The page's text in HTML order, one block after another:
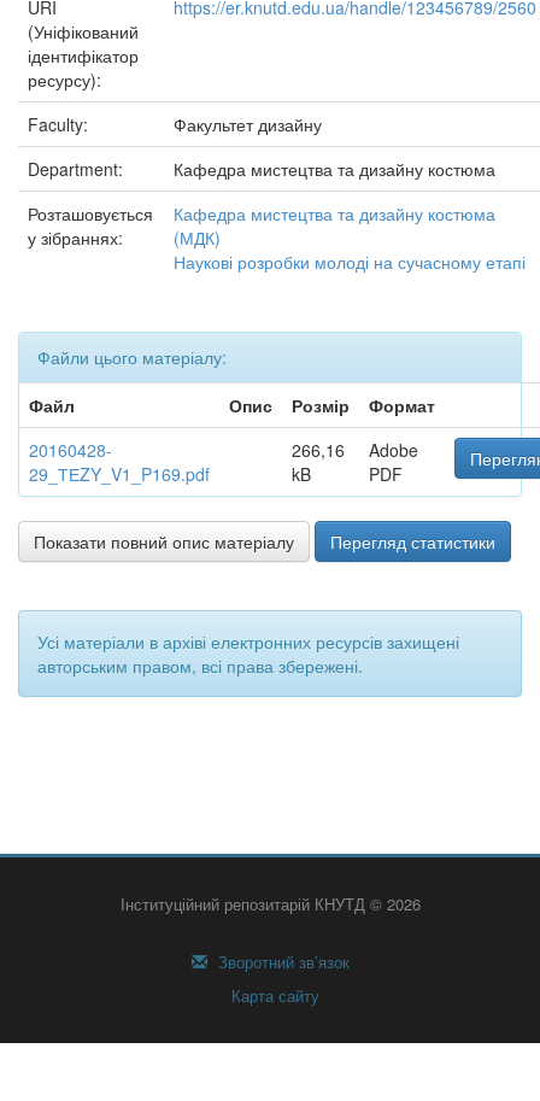
URI
(Уніфікований
ідентифікатор
ресурсу):
https://er.knutd.edu.ua/handle/123456789/2560
Faculty:
Факультет дизайну
Department:
Кафедра мистецтва та дизайну костюма
Розташовується
у зібраннях:
Кафедра мистецтва та дизайну костюма
(МДК)
Наукові розробки молоді на сучасному етапі
Файли цього матеріалу:
Файл
Опис Розмір
Формат
20160428-
29_ТЕZY_V1_P169.pdf
266,16
kB
Adobe
PDF
Показати повний опис матеріалу Перегляд статистики
Усі матеріали в архіві електронних ресурсів захищені
авторським правом, всі права збережені.
Інституційний репозитарій КНУТД © 2026
Зворотний зв’язок
Карта сайту